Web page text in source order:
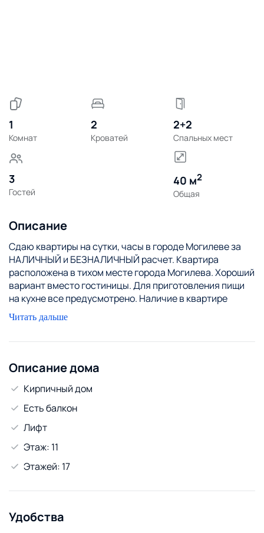
1
Комнат
2
Кроватей
2+2
Спальных мест
3
Гостей
40 м2
Общая
Описание
Сдаю квартиры на сутки, часы в городе Могилеве за
НАЛИЧНЫЙ и БЕЗНАЛИЧНЫЙ расчет. Квартира
расположена в тихом месте города Могилева. Хороший
вариант вместо гостиницы. Для приготовления пищи
на кухне все предусмотрено. Наличие в квартире
стиральной машины, микроволновой печи, ЖК
телевизора со SMART TV, безлимитного интернета, Wi-
командированных можно за наличный и безналичный.
«В объявлении указана базовая цена. Фактическая
цена может меняться в зависимости от сезона, дня
недели, количества гостей, дней проживания»
Читать дальше
Описание дома
Кирпичный дом
Есть балкон
Лифт
Этаж: 11
Этажей: 17
Удобства